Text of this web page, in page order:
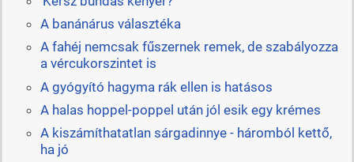
A banánárus választéka
A fahéj nemcsak fűszernek remek, de szabályozza
a vércukorszintet is
A gyógyító hagyma rák ellen is hatásos
A halas hoppel-poppel után jól esik egy krémes
A kiszámíthatatlan sárgadinnye - háromból kettő,
ha jó